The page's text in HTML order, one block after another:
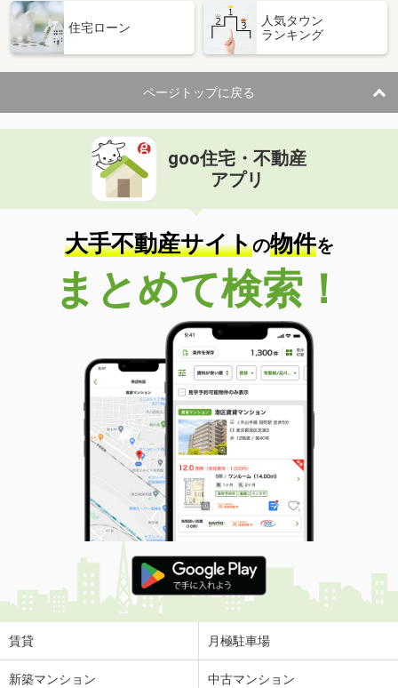
住宅ローン
人気タウン
ランキング
ページトップに戻る
goo住宅・不動産
アプリ
大手不動産サイトの物件を
まとめて検索！
賃貸 月極駐車場
新築マンション 中古マンション